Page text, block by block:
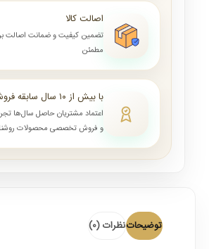
اصالت کالا
تضمین کیفیت و ضمانت اصالت
مطمئن
با بیش از ۱۰ سال سابقه فروش اینترنتی
اعتماد مشتریان حاصل سال‌ها
و فروش تخصصی محصولات
توضیحاتنظرات (0)